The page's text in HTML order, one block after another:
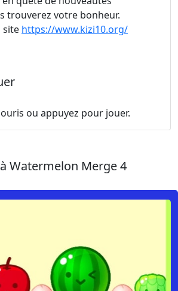
trouverez votre bonheur.
site https://www.kizi10.org/
ou appuyez pour jouer.
Watermelon Merge 4